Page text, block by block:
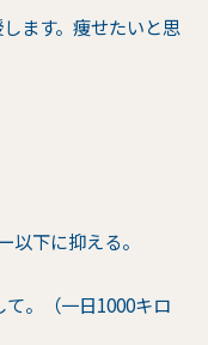
ます。痩せたいと思
下に抑える。
。（一日1000キロ